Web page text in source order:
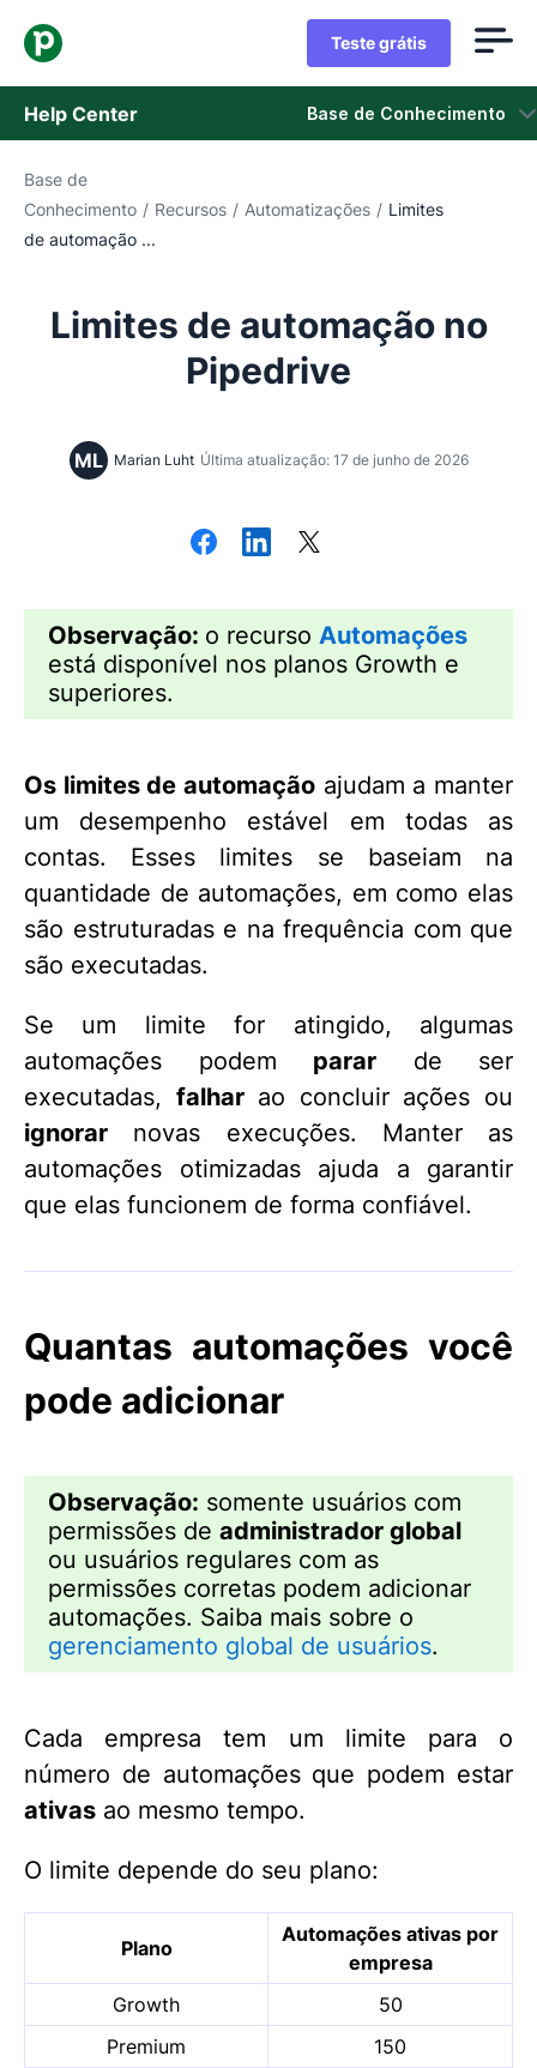
Teste grátis
Help Center Base de Conhecimento
Base de Conhecimento
Status
Base de
Conhecimento / Recursos / Automatizações / Limites
de automação ...
Limites de automação no
Pipedrive
ML Marian Luht Última atualização: 17 de junho de 2026
Observação: o recurso Automações
está disponível nos planos Growth e
superiores.
Os limites de automação ajudam a manter
um desempenho estável em todas as
contas. Esses limites se baseiam na
quantidade de automações, em como elas
são estruturadas e na frequência com que
são executadas.
Se um limite for atingido, algumas
automações podem parar de ser
executadas, falharao concluir ações ou
ignorar novas execuções. Manter as
automações otimizadas ajuda a garantir
que elas funcionem de forma confiável.
Quantas automações você
pode adicionar
Observação: somente usuários com
permissões de administrador global
ou usuários regulares com as
permissões corretas podem adicionar
automações. Saiba mais sobre o
gerenciamento global de usuários.
Cada empresa tem um limite para o
número de automações que podem estar
ativas ao mesmo tempo.
O limite depende do seu plano:
Plano
Automações ativas por
empresa
Growth
50
Premium
150